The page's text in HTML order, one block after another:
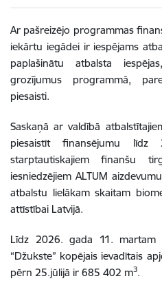
Ar pašreizējo programmas
iekārtu iegādei ir iespējams
paplašinātu atbalsta
grozījumus programmā,
piesaisti.
Saskaņā ar valdībā
piesaistīt finansējumu
starptautiskajiem finanšu
iesniedzējiem ALTUM
atbalstu lielākam skaitam
attīstībai Latvijā.
Līdz 2026. gada 11. martam
“Džukste” kopējais ievadītais
pērn 25.jūlijā ir 685 402 m3.